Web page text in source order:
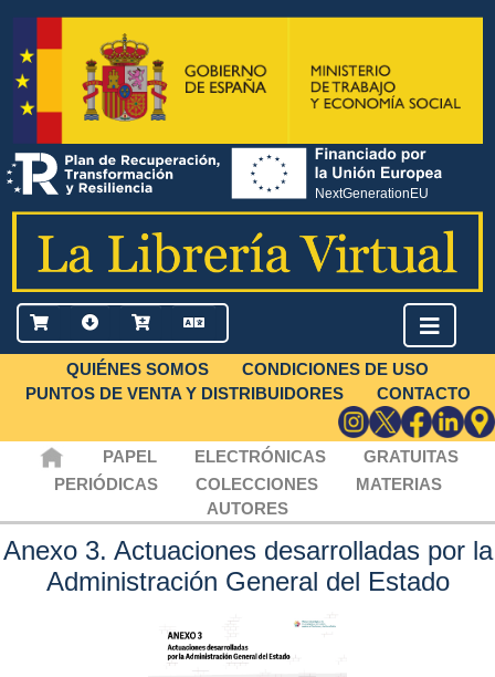
QUIÉNES SOMOS
CONDICIONES DE USO
PUNTOS DE VENTA Y DISTRIBUIDORES
CONTACTO
PAPEL ELECTRÓNICAS
GRATUITAS
PERIÓDICAS
COLECCIONES
MATERIAS
AUTORES
Anexo 3. Actuaciones desarrolladas por la
Administración General del Estado